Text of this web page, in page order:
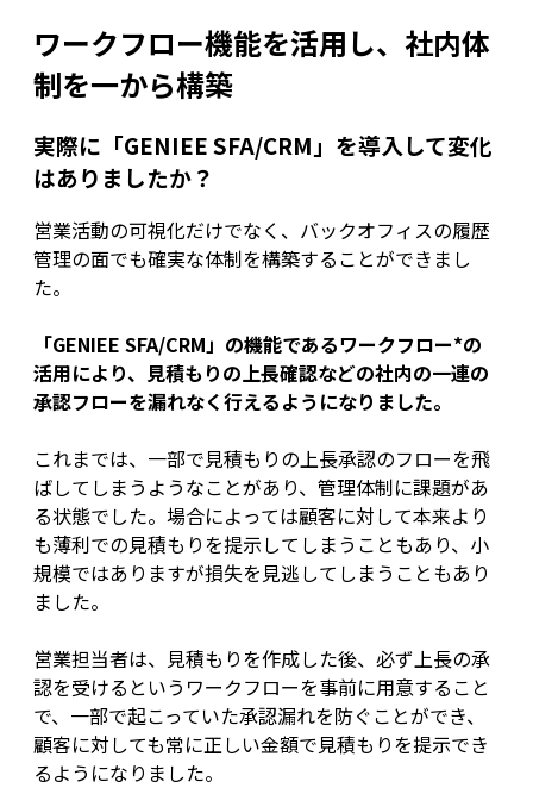
ワークフロー機能を活用し、社内体
制を一から構築
実際に「GENIEE SFA/CRM」を導入して変化
はありましたか？
営業活動の可視化だけでなく、バックオフィスの履歴
管理の面でも確実な体制を構築することができまし
た。
「GENIEE SFA/CRM」の機能であるワークフロー*の
活用により、見積もりの上長確認などの社内の一連の
承認フローを漏れなく行えるようになりました。
これまでは、一部で見積もりの上長承認のフローを飛
ばしてしまうようなことがあり、管理体制に課題があ
る状態でした。場合によっては顧客に対して本来より
も薄利での見積もりを提示してしまうこともあり、小
規模ではありますが損失を見逃してしまうこともあり
ました。
営業担当者は、見積もりを作成した後、必ず上長の承
認を受けるというワークフローを事前に用意すること
で、一部で起こっていた承認漏れを防ぐことができ、
顧客に対しても常に正しい金額で見積もりを提示でき
るようになりました。